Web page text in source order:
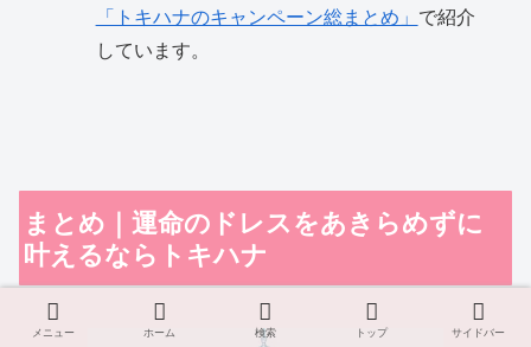
「トキハナのキャンペーン総まとめ」 で紹介
しています。
まとめ｜運命のドレスをあきらめずに
叶えるならトキハナ
メニュー ホーム 検索 トップ サイドバー